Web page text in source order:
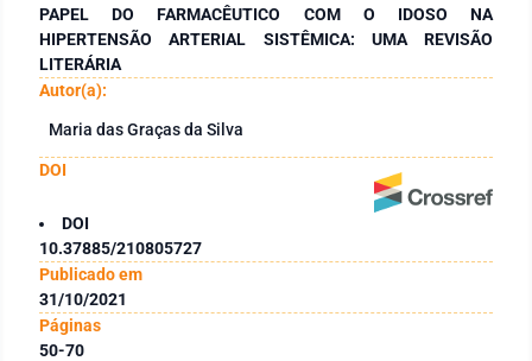
PAPEL DO FARMACÊUTICO COM O IDOSO NA
HIPERTENSÃO ARTERIAL SISTÊMICA: UMA REVISÃO
LITERÁRIA
Autor(a):
Maria das Graças da Silva
DOI
DOI
10.37885/210805727
Publicado em
31/10/2021
Páginas
50-70